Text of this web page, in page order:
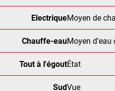
ElectriqueMoyen de
Chauffe-eauMoyen d'eau
Tout à l'égoutÉtat
SudVue